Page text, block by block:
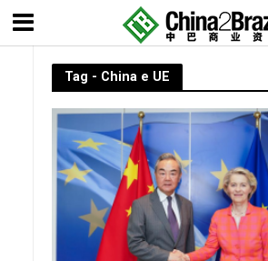
Tag - China e UE